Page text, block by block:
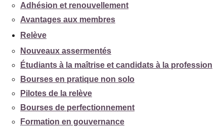
Adhésion et renouvellement
Avantages aux membres
Relève
Nouveaux assermentés
Étudiants à la maîtrise et candidats à la profession
Bourses en pratique non solo
Pilotes de la relève
Bourses de perfectionnement
Formation en gouvernance